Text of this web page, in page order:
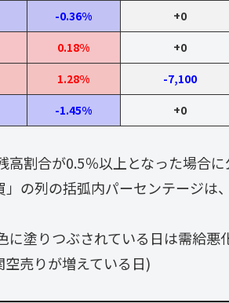
-0.36%
+0
0.18%
+0
1.28%
-7,100
-1.45% +0
高割合が0.5％以上となった場合
の列の括弧内パーセンテージは
に塗りつぶされている日は需給
売りが増えている日)